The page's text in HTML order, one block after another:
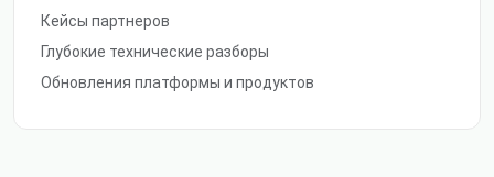
Кейсы партнеров
Глубокие технические разборы
Обновления платформы и продуктов